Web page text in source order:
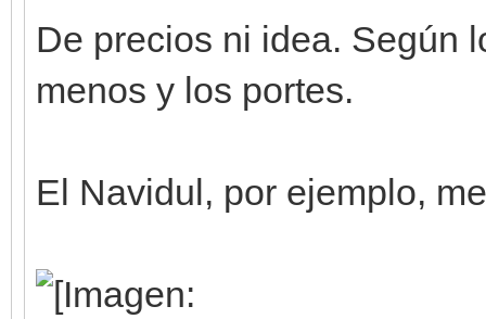
De precios ni idea. Según
menos y los portes.
El Navidul, por ejemplo,